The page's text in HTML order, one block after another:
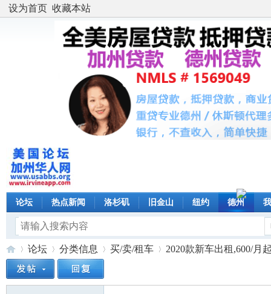
设为首页 收藏本站
论坛 热点新闻 洛杉矶 旧金山 纽约 德州
论坛 分类信息 买/卖/租车 2020款新车出租,600/月